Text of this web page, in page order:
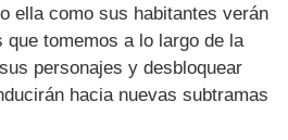
ella como sus habitantes verán
tomemos a lo largo de la
personajes y desbloquear
hacia nuevas subtramas